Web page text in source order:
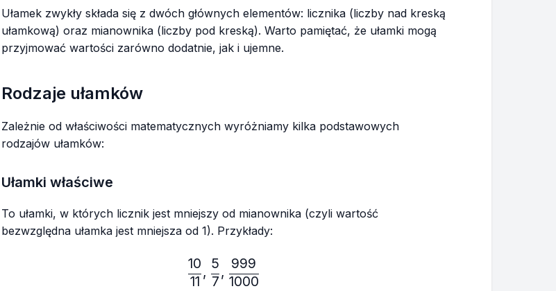
Ułamek zwykły składa się z dwóch głównych elementów: licznika (liczby nad kreską
ułamkową) oraz mianownika (liczby pod kreską). Warto pamiętać, że ułamki mogą
przyjmować wartości zarówno dodatnie, jak i ujemne.
Rodzaje ułamków
Zależnie od właściwości matematycznych wyróżniamy kilka podstawowych
rodzajów ułamków:
Ułamki właściwe
To ułamki, w których licznik jest mniejszy od mianownika (czyli wartość
bezwzględna ułamka jest mniejsza od 1). Przykłady:
\frac{10}{11}, \frac{5}{7}, \frac{999}{1000}
11
10
,
7
5
,
1000
999